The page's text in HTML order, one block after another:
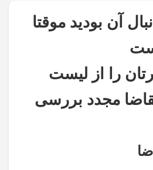
آن بودید موقتا
را از لیست
مجدد بررسی